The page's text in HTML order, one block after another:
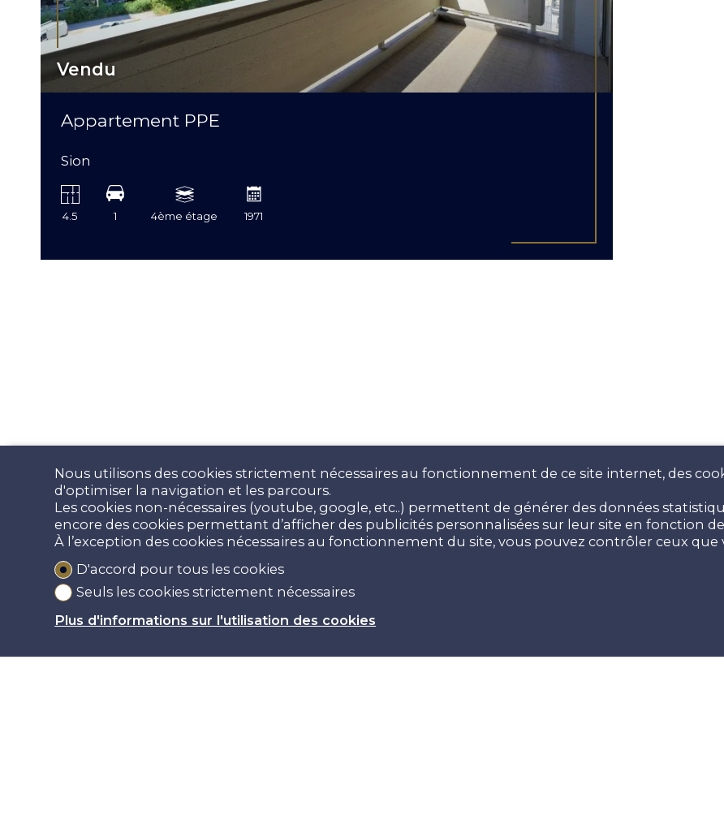
Vendu
Appartement PPE
Sion
4.5 1 4ème étage 1971
Nous utilisons des cookies strictement nécessaires au fonctionnement de ce site internet, des
d'optimiser la navigation et les parcours.
Les cookies non-nécessaires (youtube, google, etc..) permettent de générer des données
encore des cookies permettant d’afficher des publicités personnalisées sur leur site en fonction
À l’exception des cookies nécessaires au fonctionnement du site, vous pouvez contrôler ceux que
D'accord pour tous les cookies
Seuls les cookies strictement nécessaires
Plus d'informations sur l'utilisation des cookies